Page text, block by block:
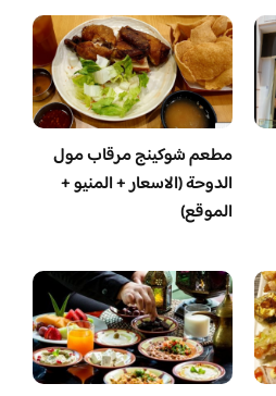
مطعم شوكينج مرقاب مول
الدوحة (الاسعار + المنيو +
الموقع)